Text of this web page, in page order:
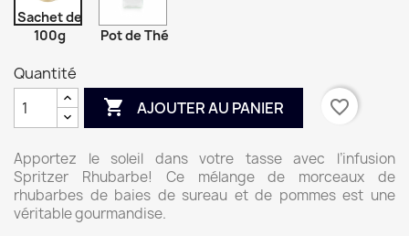
Sachet de
100g
Pot de Thé
Quantité
 AJOUTER AU PANIER favorite_border
Apportez le soleil dans votre tasse avec l’infusion
Spritzer Rhubarbe! Ce mélange de morceaux de
rhubarbes de baies de sureau et de pommes est une
véritable gourmandise.